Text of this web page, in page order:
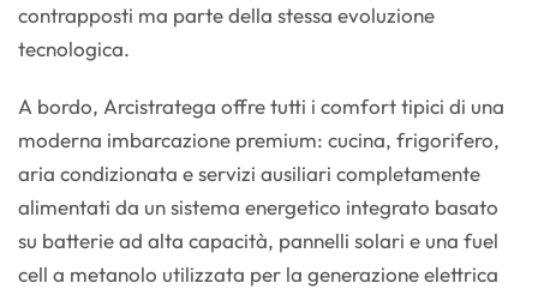
contrapposti ma parte della stessa evoluzione
tecnologica.
A bordo, Arcistratega offre tutti i comfort tipici di una
moderna imbarcazione premium: cucina, frigorifero,
aria condizionata e servizi ausiliari completamente
alimentati da un sistema energetico integrato basato
su batterie ad alta capacità, pannelli solari e una fuel
cell a metanolo utilizzata per la generazione elettrica